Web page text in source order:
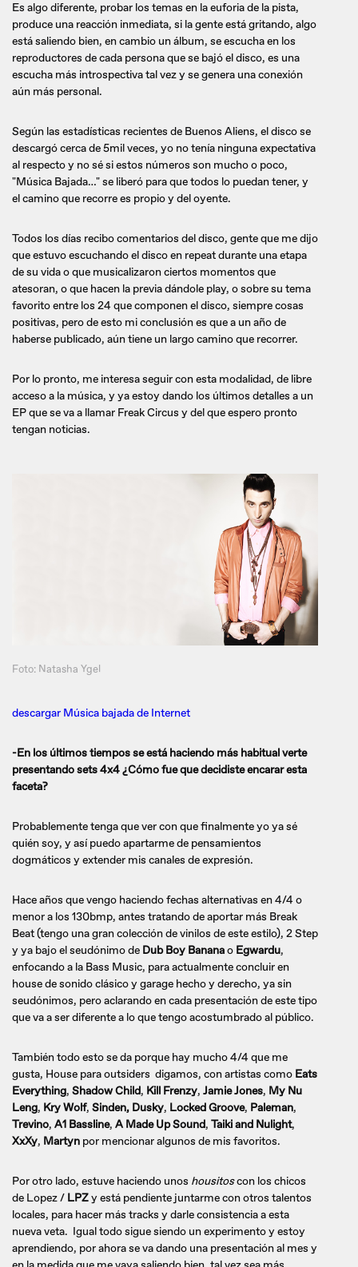
Es algo diferente, probar los temas en la euforia de la pista,
produce una reacción inmediata, si la gente está gritando, algo
está saliendo bien, en cambio un álbum, se escucha en los
reproductores de cada persona que se bajó el disco, es una
escucha más introspectiva tal vez y se genera una conexión
aún más personal.
Según las estadísticas recientes de Buenos Aliens, el disco se
descargó cerca de 5mil veces, yo no tenía ninguna expectativa
al respecto y no sé si estos números son mucho o poco,
"Música Bajada…" se liberó para que todos lo puedan tener, y
el camino que recorre es propio y del oyente.
Todos los días recibo comentarios del disco, gente que me dijo
que estuvo escuchando el disco en repeat durante una etapa
de su vida o que musicalizaron ciertos momentos que
atesoran, o que hacen la previa dándole play, o sobre su tema
favorito entre los 24 que componen el disco, siempre cosas
positivas, pero de esto mi conclusión es que a un año de
haberse publicado, aún tiene un largo camino que recorrer.
Por lo pronto, me interesa seguir con esta modalidad, de libre
acceso a la música, y ya estoy dando los últimos detalles a un
EP que se va a llamar Freak Circus y del que espero pronto
tengan noticias.
Foto: Natasha Ygel
descargar Música bajada de Internet
-En los últimos tiempos se está haciendo más habitual verte
presentando sets 4x4 ¿Cómo fue que decidiste encarar esta
faceta?
Probablemente tenga que ver con que finalmente yo ya sé
quién soy, y así puedo apartarme de pensamientos
dogmáticos y extender mis canales de expresión.
Hace años que vengo haciendo fechas alternativas en 4/4 o
menor a los 130bmp, antes tratando de aportar más Break
Beat (tengo una gran colección de vinilos de este estilo), 2 Step
y ya bajo el seudónimo de Dub Boy Bananao Egwardu,
enfocando a la Bass Music, para actualmente concluir en
house de sonido clásico y garage hecho y derecho, ya sin
seudónimos, pero aclarando en cada presentación de este tipo
que va a ser diferente a lo que tengo acostumbrado al público.
También todo esto se da porque hay mucho 4/4 que me
gusta, House para outsiders digamos, con artistas como Eats
Everything, Shadow Child, Kill Frenzy, Jamie Jones, My Nu
Leng, Kry Wolf, Sinden, Dusky, Locked Groove, Paleman,
Trevino, A1 Bassline, A Made Up Sound, Taiki and Nulight,
XxXy, Martyn por mencionar algunos de mis favoritos.
Por otro lado, estuve haciendo unos housitoscon los chicos
de Lopez / LPZy está pendiente juntarme con otros talentos
locales, para hacer más tracks y darle consistencia a esta
nueva veta. Igual todo sigue siendo un experimento y estoy
aprendiendo, por ahora se va dando una presentación al mes y